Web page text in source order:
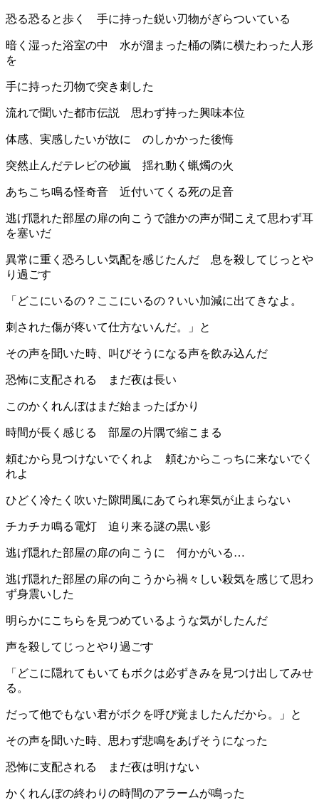
恐る恐ると歩く 手に持った鋭い刃物がぎらついている
暗く湿った浴室の中 水が溜まった桶の隣に横たわった人形
を
手に持った刃物で突き刺した
流れで聞いた都市伝説 思わず持った興味本位
体感、実感したいが故に のしかかった後悔
突然止んだテレビの砂嵐 揺れ動く蝋燭の火
あちこち鳴る怪奇音 近付いてくる死の足音
逃げ隠れた部屋の扉の向こうで誰かの声が聞こえて思わず耳
を塞いだ
異常に重く恐ろしい気配を感じたんだ 息を殺してじっとや
り過ごす
「どこにいるの？ここにいるの？いい加減に出てきなよ。
刺された傷が疼いて仕方ないんだ。」と
その声を聞いた時、叫びそうになる声を飲み込んだ
恐怖に支配される まだ夜は長い
このかくれんぼはまだ始まったばかり
時間が長く感じる 部屋の片隅で縮こまる
頼むから見つけないでくれよ 頼むからこっちに来ないでく
れよ
ひどく冷たく吹いた隙間風にあてられ寒気が止まらない
チカチカ鳴る電灯 迫り来る謎の黒い影
逃げ隠れた部屋の扉の向こうに 何かがいる…
逃げ隠れた部屋の扉の向こうから禍々しい殺気を感じて思わ
ず身震いした
明らかにこちらを見つめているような気がしたんだ
声を殺してじっとやり過ごす
「どこに隠れてもいてもボクは必ずきみを見つけ出してみせ
る。
だって他でもない君がボクを呼び覚ましたんだから。」と
その声を聞いた時、思わず悲鳴をあげそうになった
恐怖に支配される まだ夜は明けない
かくれんぼの終わりの時間のアラームが鳴った